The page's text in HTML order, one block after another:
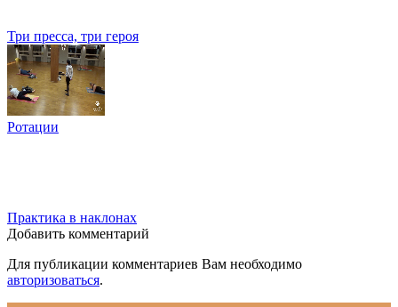
Три пресса, три героя
Ротации
Практика в наклонах
Добавить комментарий
Для публикации комментариев Вам необходимо
авторизоваться.